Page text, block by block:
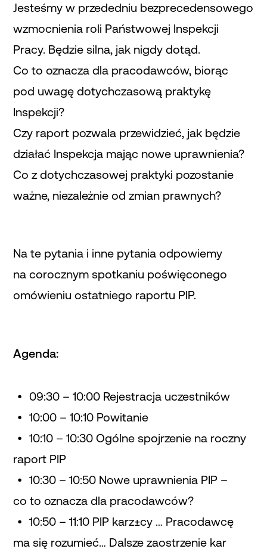
Jesteśmy w przededniu bezprecedensowego
wzmocnienia roli Państwowej Inspekcji
Pracy. Będzie silna, jak nigdy dotąd.
Co to oznacza dla pracodawców, biorąc
pod uwagę dotychczasową praktykę
Inspekcji?
Czy raport pozwala przewidzieć, jak będzie
działać Inspekcja mając nowe uprawnienia?
Co z dotychczasowej praktyki pozostanie
ważne, niezależnie od zmian prawnych?
Na te pytania i inne pytania odpowiemy
na corocznym spotkaniu poświęconego
omówieniu ostatniego raportu PIP.
Agenda:
09:30 – 10:00 Rejestracja uczestników
10:00 – 10:10 Powitanie
10:10 – 10:30 Ogólne spojrzenie na roczny
raport PIP
10:30 – 10:50 Nowe uprawnienia PIP –
co to oznacza dla pracodawców?
10:50 – 11:10 PIP karz±cy … Pracodawcę
ma się rozumieć… Dalsze zaostrzenie kar